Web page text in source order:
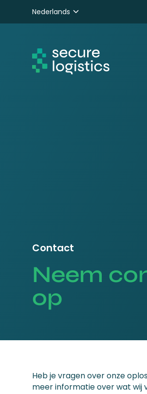
Nederlands
English
Contact
Neem
op
Heb je vragen over onze
meer informatie over wat wij